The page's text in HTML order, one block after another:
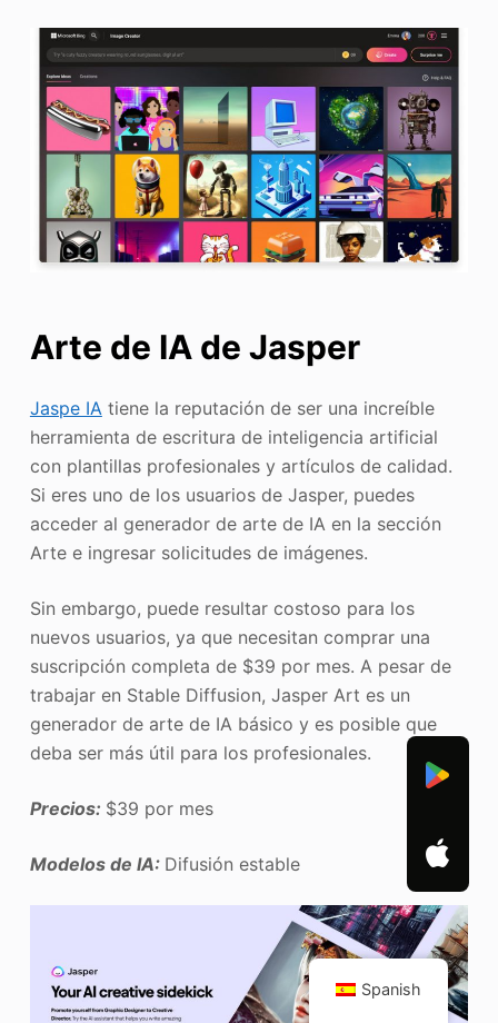
Arte de IA de Jasper
Jaspe IAtiene la reputación de ser una increíble
herramienta de escritura de inteligencia artificial
con plantillas profesionales y artículos de calidad.
Si eres uno de los usuarios de Jasper, puedes
acceder al generador de arte de IA en la sección
Arte e ingresar solicitudes de imágenes.
Sin embargo, puede resultar costoso para los
nuevos usuarios, ya que necesitan comprar una
suscripción completa de $39 por mes. A pesar de
trabajar en Stable Diffusion, Jasper Art es un
generador de arte de IA básico y es posible que
deba ser más útil para los profesionales.
Precios: $39 por mes
Modelos de IA: Difusión estable
Spanish